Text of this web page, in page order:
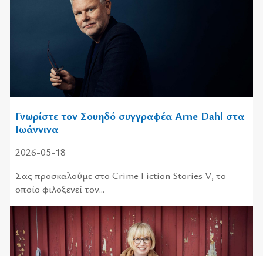
Γνωρίστε τον Σουηδό συγγραφέα Arne Dahl στα
Ιωάννινα
2026-05-18
Σας προσκαλούμε στο Crime Fiction Stories V, το
οποίο φιλοξενεί τον...